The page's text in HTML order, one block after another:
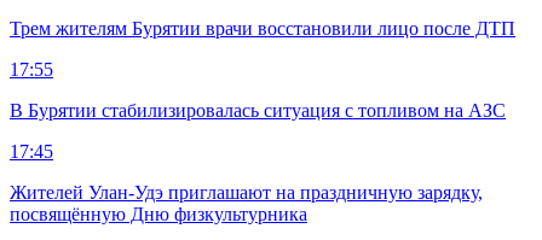
Трем жителям Бурятии врачи восстановили лицо после ДТП
17:55
В Бурятии стабилизировалась ситуация с топливом на АЗС
17:45
Жителей Улан-Удэ приглашают на праздничную зарядку,
посвящённую Дню физкультурника